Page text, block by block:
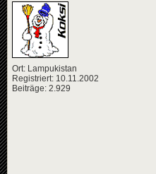
Ort: Lampukistan
Registriert: 10.11.2002
Beiträge: 2.929